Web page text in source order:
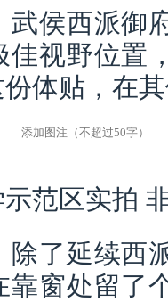
武侯西派御
视野位置
体贴，在
范区实拍
除了延续西
窗处留了